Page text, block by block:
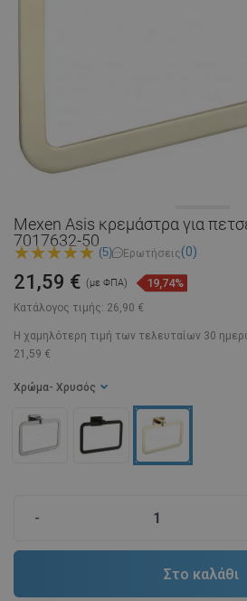
Mexen Asis κρεμάστρα για
7017632-50
(5) Ερωτήσεις(0)
Κατάλογος τιμής: 26,90 €
21,59 € (με ΦΠΑ) 19,74%
Η χαμηλότερη τιμή των τελευταίων 30
21,59 €
Χρώμα - Χρυσός
-
Στο καλάθι